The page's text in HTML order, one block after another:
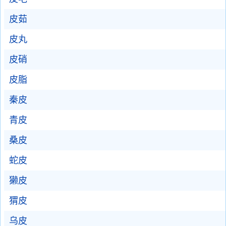
皮茹
皮丸
皮硝
皮脂
秦皮
青皮
桑皮
蛇皮
獭皮
猬皮
乌皮